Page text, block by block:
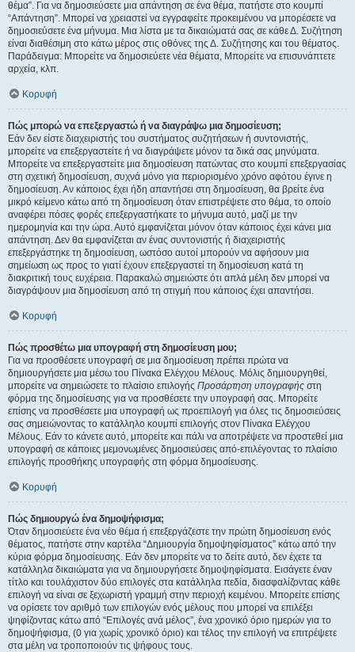
θέμα”. Για να δημοσιεύσετε μια απάντηση σε ένα θέμα, πατήστε στο κουμπί
“Απάντηση”. Μπορεί να χρειαστεί να εγγραφείτε προκειμένου να μπορέσετε να
δημοσιεύσετε ένα μήνυμα. Μια λίστα με τα δικαιώματά σας σε κάθε Δ. Συζήτηση
είναι διαθέσιμη στο κάτω μέρος στις οθόνες της Δ. Συζήτησης και του θέματος.
Παράδειγμα: Μπορείτε να δημοσιεύετε νέα θέματα, Μπορείτε να επισυνάπτετε
αρχεία, κλπ.
Κορυφή
Πώς μπορώ να επεξεργαστώ ή να διαγράψω μια δημοσίευση;
Εάν δεν είστε διαχειριστής του συστήματος συζητήσεων ή συντονιστής,
μπορείτε να επεξεργαστείτε ή να διαγράψετε μόνον τα δικά σας μηνύματα.
Μπορείτε να επεξεργαστείτε μια δημοσίευση πατώντας στο κουμπί επεξεργασίας
στη σχετική δημοσίευση, συχνά μόνο για περιορισμένο χρόνο αφότου έγινε η
δημοσίευση. Αν κάποιος έχει ήδη απαντήσει στη δημοσίευση, θα βρείτε ένα
μικρό κείμενο κάτω από τη δημοσίευση όταν επιστρέψετε στο θέμα, το οποίο
αναφέρει πόσες φορές επεξεργαστήκατε το μήνυμα αυτό, μαζί με την
ημερομηνία και την ώρα. Αυτό εμφανίζεται μόνον όταν κάποιος έχει κάνει μια
απάντηση. Δεν θα εμφανίζεται αν ένας συντονιστής ή διαχειριστής
επεξεργάστηκε τη δημοσίευση, ωστόσο αυτοί μπορούν να αφήσουν μια
σημείωση ως προς το γιατί έχουν επεξεργαστεί τη δημοσίευση κατά τη
διακριτική τους ευχέρεια. Παρακαλώ σημειώστε ότι απλά μέλη δεν μπορεί να
διαγράψουν μια δημοσίευση από τη στιγμή που κάποιος έχει απαντήσει.
Κορυφή
Πώς προσθέτω μια υπογραφή στη δημοσίευση μου;
Για να προσθέσετε υπογραφή σε μια δημοσίευση πρέπει πρώτα να
δημιουργήσετε μια μέσω του Πίνακα Ελέγχου Μέλους. Μόλις δημιουργηθεί,
μπορείτε να σημειώσετε το πλαίσιο επιλογής Προσάρτηση υπογραφής στη
φόρμα της δημοσίευσης για να προσθέσετε την υπογραφή σας. Μπορείτε
επίσης να προσθέσετε μια υπογραφή ως προεπιλογή για όλες τις δημοσιεύσεις
σας σημειώνοντας το κατάλληλο κουμπί επιλογής στον Πίνακα Ελέγχου
Μέλους. Εάν το κάνετε αυτό, μπορείτε και πάλι να αποτρέψετε να προστεθεί μια
υπογραφή σε κάποιες μεμονωμένες δημοσιεύσεις από-επιλέγοντας το πλαίσιο
επιλογής προσθήκης υπογραφής στη φόρμα δημοσίευσης.
Κορυφή
Πώς δημιουργώ ένα δημοψήφισμα;
Όταν δημοσιεύετε ένα νέο θέμα ή επεξεργάζεστε την πρώτη δημοσίευση ενός
θέματος, πατήστε στην καρτέλα “Δημιουργία δημοψηφίσματος” κάτω από την
κύρια φόρμα δημοσίευσης. Εάν δεν μπορείτε να το δείτε αυτό, δεν έχετε τα
κατάλληλα δικαιώματα για να δημιουργήσετε δημοψηφίσματα. Εισάγετε έναν
τίτλο και τουλάχιστον δύο επιλογές στα κατάλληλα πεδία, διασφαλίζοντας κάθε
επιλογή να είναι σε ξεχωριστή γραμμή στην περιοχή κειμένου. Μπορείτε επίσης
να ορίσετε τον αριθμό των επιλογών ενός μέλους που μπορεί να επιλέξει
ψηφίζοντας κάτω από “Επιλογές ανά μέλος”, ένα χρονικό όριο ημερών για το
δημοψήφισμα, (0 για χωρίς χρονικό όριο) και τέλος την επιλογή να επιτρέψετε
στα μέλη να τροποποιούν τις ψήφους τους.